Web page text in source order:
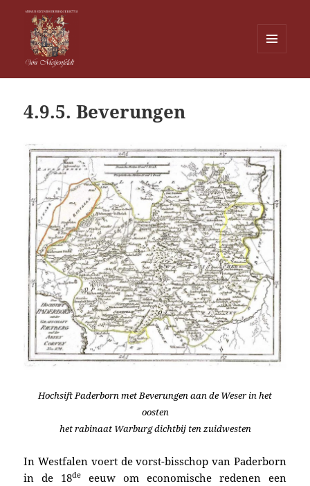
WIDGETS
4.9.5. Beverungen
Hochsift Paderborn met Beverungen aan de Weser in het
oosten
het rabinaat Warburg dichtbij ten zuidwesten
In Westfalen voert de vorst-bisschop van Paderborn
in de 18de
eeuw om economische redenen een